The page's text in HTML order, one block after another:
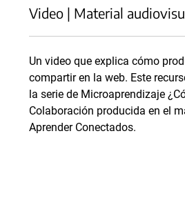
Video | Material
Un video que explica cómo
compartir en la web. Este
la serie de Microaprendizaje
Colaboración producida en el
Aprender Conectados.